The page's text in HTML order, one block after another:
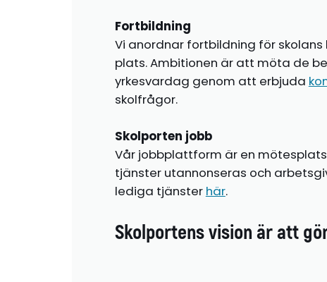
Fortbildning
Vi anordnar fortbildning för
plats. Ambitionen är att möta de
yrkesvardag genom att erbjuda
skolfrågor.
Skolporten jobb
Vår jobbplattform är en
tjänster utannonseras och
lediga tjänster här.
Skolportens vision är att